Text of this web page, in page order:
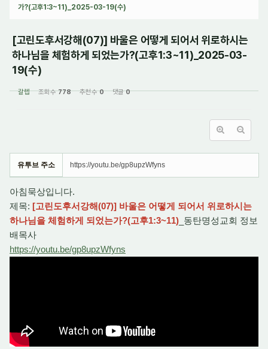
가?(고후1:3~11)_2025-03-19(수)
[고린도후서강해(07)] 바울은 어떻게 되어서 위로하시는
하나님을 체험하게 되었는가?(고후1:3~11)_2025-03-
19(수)
갈렙 조회 수778 추천 수0 댓글0
유투브 주소 https://youtu.be/gp8upzWfyns
아침묵상입니다.
제목: [고린도후서강해(07)] 바울은 어떻게 되어서 위로하시는
하나님을 체험하게 되었는가?(고후1:3~11) _동탄명성교회 정보
배목사
https://youtu.be/gp8upzWfyns